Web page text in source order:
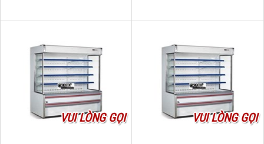
VUI LÒNG GỌI VUI LÒNG GỌI